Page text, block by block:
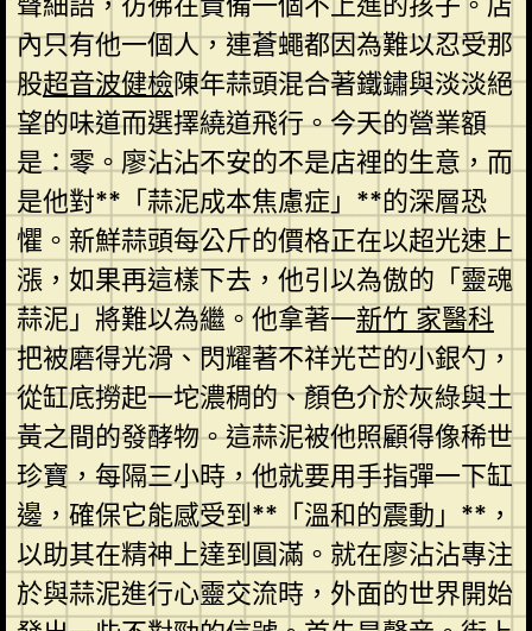
內只有他一個人，連蒼蠅都因為難以忍受那
股超音波健檢陳年蒜頭混合著鐵鏽與淡淡絕
望的味道而選擇繞道飛行。今天的營業額
是：零。廖沾沾不安的不是店裡的生意，而
是他對**「蒜泥成本焦慮症」**的深層恐
懼。新鮮蒜頭每公斤的價格正在以超光速上
漲，如果再這樣下去，他引以為傲的「靈魂
蒜泥」將難以為繼。他拿著一新竹 家醫科
把被磨得光滑、閃耀著不祥光芒的小銀勺，
從缸底撈起一坨濃稠的、顏色介於灰綠與土
黃之間的發酵物。這蒜泥被他照顧得像稀世
珍寶，每隔三小時，他就要用手指彈一下缸
邊，確保它能感受到**「溫和的震動」**，
以助其在精神上達到圓滿。就在廖沾沾專注
於與蒜泥進行心靈交流時，外面的世界開始